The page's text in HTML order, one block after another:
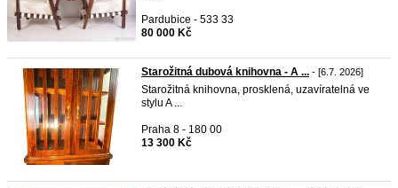
Pardubice - 533 33
80 000 Kč
Starožitná dubová knihovna - A ... - [6.7. 2026]
Starožitná knihovna, prosklená, uzavíratelná ve
stylu A ...
Praha 8 - 180 00
13 300 Kč